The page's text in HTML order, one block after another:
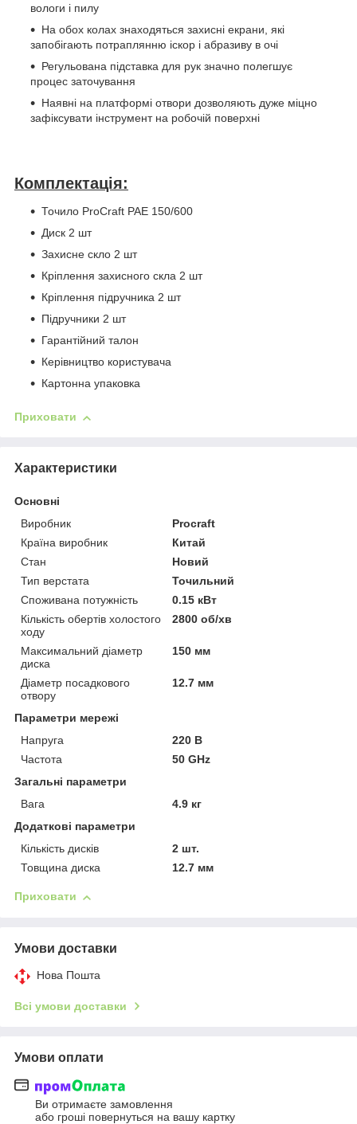
вологи і пилу
На обох колах знаходяться захисні екрани, які
запобігають потраплянню іскор і абразиву в очі
Регульована підставка для рук значно полегшує
процес заточування
Наявні на платформі отвори дозволяють дуже міцно
зафіксувати інструмент на робочій поверхні
Комплектація:
Точило ProCraft PAE 150/600
Диск 2 шт
Захисне скло 2 шт
Кріплення захисного скла 2 шт
Кріплення підручника 2 шт
Підручники 2 шт
Гарантійний талон
Керівництво користувача
Картонна упаковка
Приховати
Характеристики
Основні
Виробник
Procraft
Країна виробник
Китай
Стан
Новий
Тип верстата
Точильний
Споживана потужність
0.15 кВт
Кількість обертів холостого
ходу
2800 об/хв
Максимальний діаметр
диска
150 мм
Діаметр посадкового
отвору
12.7 мм
Параметри мережі
Напруга
220 В
Частота
50 GHz
Загальні параметри
Вага
4.9 кг
Додаткові параметри
Кількість дисків
2 шт.
Товщина диска
12.7 мм
Приховати
Умови доставки
Нова Пошта
Всі умови доставки
Умови оплати
Ви отримаєте замовлення
або гроші повернуться на вашу картку